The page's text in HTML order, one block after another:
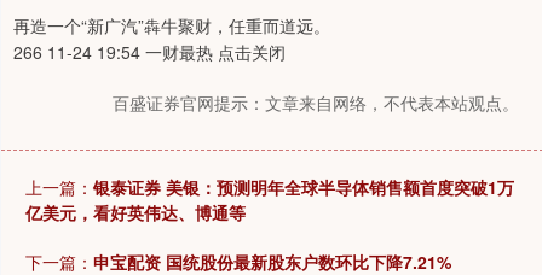
再造一个“新广汽”犇牛聚财，任重而道远。
266 11-24 19:54 一财最热 点击关闭
百盛证券官网提示：文章来自网络，不代表本站观点。
上一篇： 银泰证券 美银：预测明年全球半导体销售额首度突破1万
亿美元，看好英伟达、博通等
下一篇： 申宝配资 国统股份最新股东户数环比下降7.21%